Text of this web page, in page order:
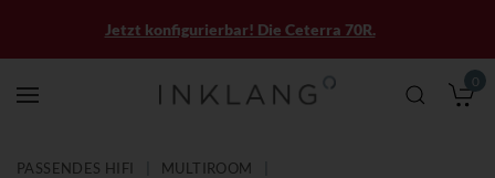
0
Jetzt konfigurierbar! Die Ceterra 70R.
PASSENDES HIFI
MULTIROOM